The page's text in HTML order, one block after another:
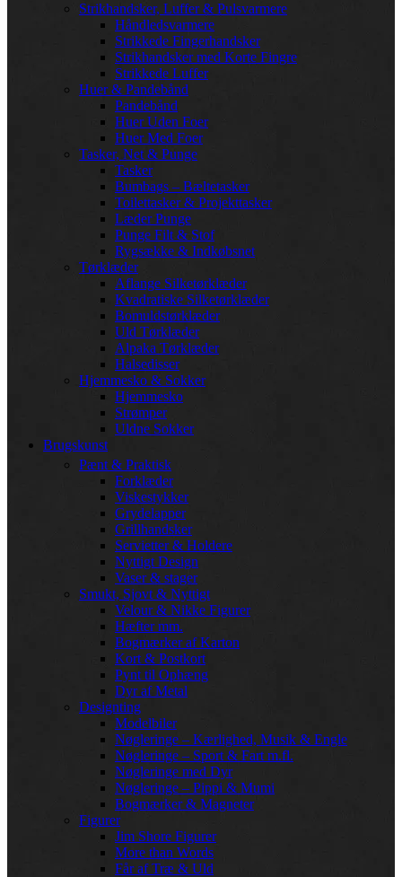
Strikhandsker, Luffer & Pulsvarmere
Håndledsvarmere
Strikkede Fingerhandsker
Strikhandsker med Korte Fingre
Strikkede Luffer
Huer & Pandebånd
Pandebånd
Huer Uden Foer
Huer Med Foer
Tasker, Net & Punge
Tasker
Bumbags – Bæltetasker
Toilettasker & Projekttasker
Læder Punge
Punge Filt & Stof
Rygsække & Indkøbsnet
Tørklæder
Aflange Silketørklæder
Kvadratiske Silketørklæder
Bomuldstørklæder
Uld Tørklæder
Alpaka Tørklæder
Halsedisser
Hjemmesko & Sokker
Hjemmesko
Strømper
Uldne Sokker
Brugskunst
Pænt & Praktisk
Forklæder
Viskestykker
Grydelapper
Grillhandsker
Servietter & Holdere
Nyttigt Design
Vaser & stager
Smukt, Sjovt & Nyttigt
Velour & Nikke Figurer
Hæfter mm.
Bogmærker af Karton
Kort & Postkort
Pynt til Ophæng
Dyr af Metal
Designting
Modelbiler
Nøgleringe – Kærlighed, Musik & Engle
Nøgleringe – Sport & Fart m.fl.
Nøgleringe med Dyr
Nøgleringe – Pippi & Mumi
Bogmærker & Magneter
Figurer
Jim Shore Figurer
More than Words
Får af Træ & Uld